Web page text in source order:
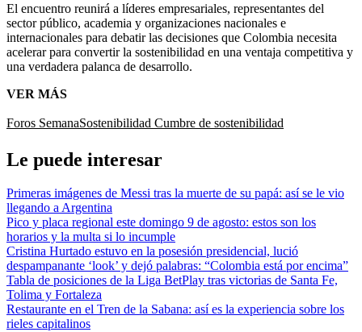
El encuentro reunirá a líderes empresariales, representantes del
sector público, academia y organizaciones nacionales e
internacionales para debatir las decisiones que Colombia necesita
acelerar para convertir la sostenibilidad en una ventaja competitiva y
una verdadera palanca de desarrollo.
VER MÁS
Foros SemanaSostenibilidad Cumbre de sostenibilidad
Le puede interesar
Primeras imágenes de Messi tras la muerte de su papá: así se le vio
llegando a Argentina
Pico y placa regional este domingo 9 de agosto: estos son los
horarios y la multa si lo incumple
Cristina Hurtado estuvo en la posesión presidencial, lució
despampanante ‘look’ y dejó palabras: “Colombia está por encima”
Tabla de posiciones de la Liga BetPlay tras victorias de Santa Fe,
Tolima y Fortaleza
Restaurante en el Tren de la Sabana: así es la experiencia sobre los
rieles capitalinos